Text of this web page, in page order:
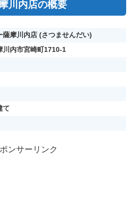
川内店の概要
薩摩川内店 (さつませんだい)
川内市宮崎町1710-1
て
ンサーリンク